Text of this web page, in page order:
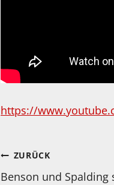
https://
ZURÜCK
Benson und Spalding